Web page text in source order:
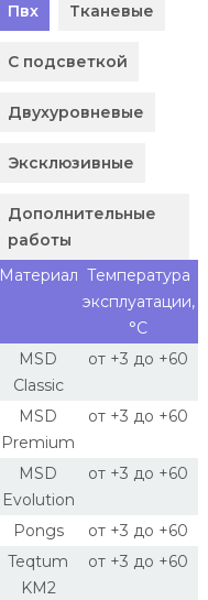
Пвх Тканевые
С подсветкой
Двухуровневые
Эксклюзивные
Дополнительные
работы
Материал Температура
эксплуатации,
°С
MSD
Classic
от +3 до +60
MSD
Premium
от +3 до +60
MSD
Evolution
от +3 до +60
Pongs
от +3 до +60
Teqtum
KM2
от +3 до +60